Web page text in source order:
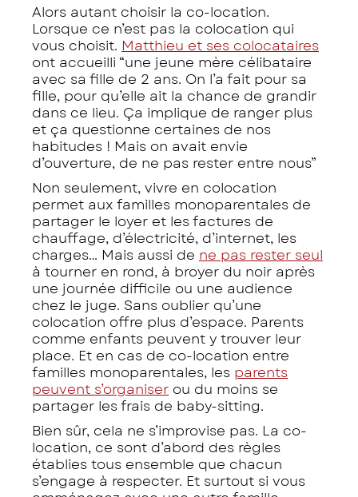
Alors autant choisir la co-location.
Lorsque ce n’est pas la colocation qui
vous choisit. Matthieu et ses colocataires
ont accueilli “une jeune mère célibataire
avec sa fille de 2 ans. On l’a fait pour sa
fille, pour qu’elle ait la chance de grandir
dans ce lieu. Ça implique de ranger plus
et ça questionne certaines de nos
habitudes ! Mais on avait envie
d’ouverture, de ne pas rester entre nous”
Non seulement, vivre en colocation
permet aux familles monoparentales de
partager le loyer et les factures de
chauffage, d’électricité, d’internet, les
charges… Mais aussi de ne pas rester seul
à tourner en rond, à broyer du noir après
une journée difficile ou une audience
chez le juge. Sans oublier qu’une
colocation offre plus d’espace. Parents
comme enfants peuvent y trouver leur
place. Et en cas de co-location entre
familles monoparentales, les parents
peuvent s’organiser ou du moins se
partager les frais de baby-sitting.
Bien sûr, cela ne s’improvise pas. La co-
location, ce sont d’abord des règles
établies tous ensemble que chacun
s’engage à respecter. Et surtout si vous